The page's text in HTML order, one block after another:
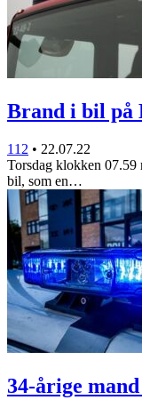
Brand i bil på
112 • 22.07.22
Torsdag klokken
bil, som en…
34-årige